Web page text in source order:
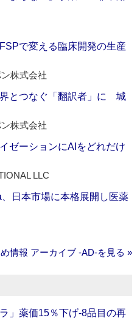
で変える臨床開発の生産
株式会社
界とつなぐ「翻訳者」に 城
株式会社
ゼーションにAIをどれだけ
LLC
日本市場に本格展開し医薬
情報 アーカイブ ‐AD‐を見る »
」薬価15％下げ‐8品目の再